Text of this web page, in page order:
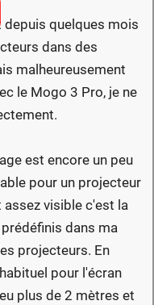
quelques mois
dans des
malheureusement
le Mogo 3 Pro, je ne
est encore un peu
pour un projecteur
assez visible c'est la
dans ma
projecteurs. En
pour l'écran
plus de 2 mètres et